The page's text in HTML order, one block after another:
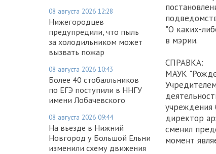
08 августа 2026 12:28
Нижегородцев
предупредили, что пыль
за холодильником может
вызвать пожар
08 августа 2026 10:43
Более 40 стобалльников
по ЕГЭ поступили в ННГУ
имени Лобачевского
08 августа 2026 09:44
На въезде в Нижний
Новгород у Большой Ельни
изменили схему движения
"О каких-
в мэрии.
СПРАВКА:
МАУК
учреждения
директор
сменил
момент